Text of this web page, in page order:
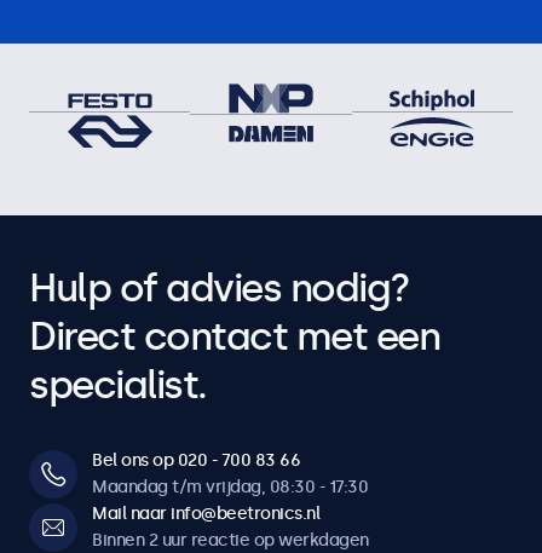
Hulp of advies nodig?
Direct contact met een
specialist.
Bel ons op 020 - 700 83 66
Maandag t/m vrijdag, 08:30 - 17:30
Mail naar info@beetronics.nl
Binnen 2 uur reactie op werkdagen